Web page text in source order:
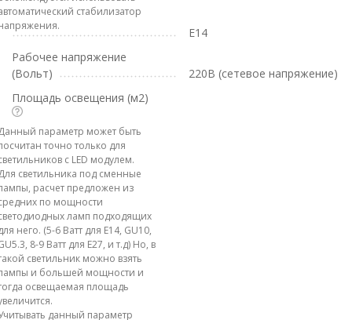
стабилизатор
E14
Рабочее напряжение
(Вольт)
220В (сетевое напряжение)
Площадь освещения (м2)
параметр может быть
точно только для
с LED модулем.
светильника под сменные
расчет предложен из
по мощности
ламп подходящих
него. (5-6 Ватт для E14, GU10,
8-9 Ватт для E27, и т.д) Но, в
светильник можно взять
и большей мощности и
освещаемая площадь
данный параметр